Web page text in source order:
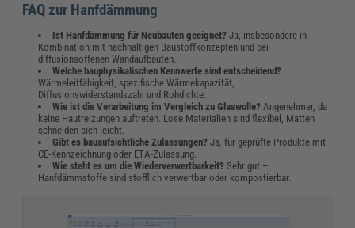
FAQ zur Hanfdämmung
Ist Hanfdämmung für Neubauten geeignet? Ja, insbesondere in
Kombination mit nachhaltigen Baustoffkonzepten und bei
diffusionsoffenen Wandaufbauten.
Welche bauphysikalischen Kennwerte sind entscheidend?
Wärmeleitfähigkeit, spezifische Wärmekapazität,
Diffusionswiderstandszahl und Rohdichte.
Wie ist die Verarbeitung im Vergleich zu Glaswolle? Angenehmer, da
keine Hautreizungen auftreten. Lose Materialien sind flexibel, Matten
schneiden sich leicht.
Gibt es bauaufsichtliche Zulassungen? Ja, für geprüfte Produkte mit
CE-Kennzeichnung oder ETA-Zulassung.
Wie steht es um die Wiederverwertbarkeit? Sehr gut –
Hanfdämmstoffe sind stofflich verwertbar oder kompostierbar.